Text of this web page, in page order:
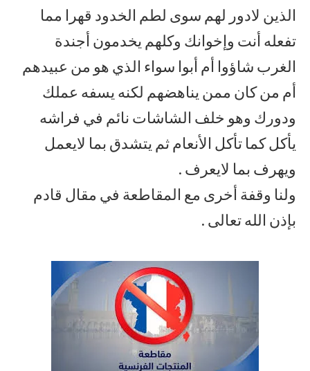
الذين لادور لهم سوى لطم الخدود قهرا مما
تفعله أنت وإخوانك وكلهم يخدمون أجندة
الغرب شاؤوا أم أبوا سواء الذي هو من عبيدهم
أم من كان ممن يناهضهم لكنه يسفه عملك
ودورك وهو خلف الشاشات نائم في فراشه
يأكل كما تأكل الأنعام ثم يتشدق بما لايعمل
ويهرف بما لايعرف .
ولنا وقفة أخرى مع المقاطعة في مقال قادم
بإذن الله تعالى .